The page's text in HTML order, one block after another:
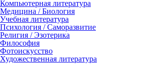
Компьютерная литература
Медицина / Биология
Учебная литература
Психология / Саморазвитие
Религия / Эзотерика
Философия
Фотоискусство
Художественная литература